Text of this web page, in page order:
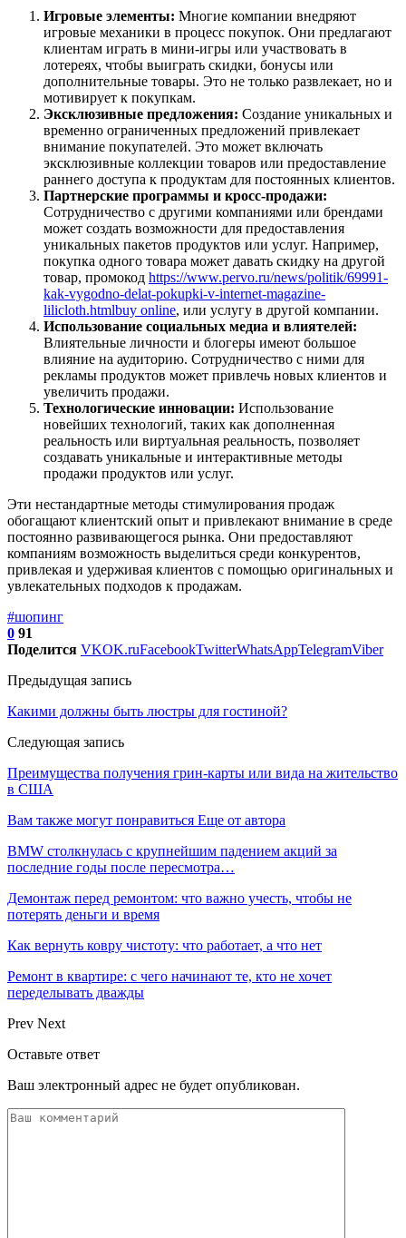
Игровые элементы: Многие компании внедряют
игровые механики в процесс покупок. Они предлагают
клиентам играть в мини-игры или участвовать в
лотереях, чтобы выиграть скидки, бонусы или
дополнительные товары. Это не только развлекает, но и
мотивирует к покупкам.
Эксклюзивные предложения: Создание уникальных и
временно ограниченных предложений привлекает
внимание покупателей. Это может включать
эксклюзивные коллекции товаров или предоставление
раннего доступа к продуктам для постоянных клиентов.
Партнерские программы и кросс-продажи:
Сотрудничество с другими компаниями или брендами
может создать возможности для предоставления
уникальных пакетов продуктов или услуг. Например,
покупка одного товара может давать скидку на другой
товар, промокод https://www.pervo.ru/news/politik/69991-
kak-vygodno-delat-pokupki-v-internet-magazine-
lilicloth.htmlbuy online, или услугу в другой компании.
Использование социальных медиа и влиятелей:
Влиятельные личности и блогеры имеют большое
влияние на аудиторию. Сотрудничество с ними для
рекламы продуктов может привлечь новых клиентов и
увеличить продажи.
Технологические инновации: Использование
новейших технологий, таких как дополненная
реальность или виртуальная реальность, позволяет
создавать уникальные и интерактивные методы
продажи продуктов или услуг.
Эти нестандартные методы стимулирования продаж
обогащают клиентский опыт и привлекают внимание в среде
постоянно развивающегося рынка. Они предоставляют
компаниям возможность выделиться среди конкурентов,
привлекая и удерживая клиентов с помощью оригинальных и
увлекательных подходов к продажам.
#шопинг
0 91
Поделится VKOK.ruFacebookTwitterWhatsAppTelegramViber
Предыдущая запись
Какими должны быть люстры для гостиной?
Следующая запись
Преимущества получения грин-карты или вида на жительство
в США
Вам также могут понравиться Еще от автора
BMW столкнулась с крупнейшим падением акций за
последние годы после пересмотра…
Демонтаж перед ремонтом: что важно учесть, чтобы не
потерять деньги и время
Как вернуть ковру чистоту: что работает, а что нет
Ремонт в квартире: с чего начинают те, кто не хочет
переделывать дважды
Prev Next
Оставьте ответ
Ваш электронный адрес не будет опубликован.